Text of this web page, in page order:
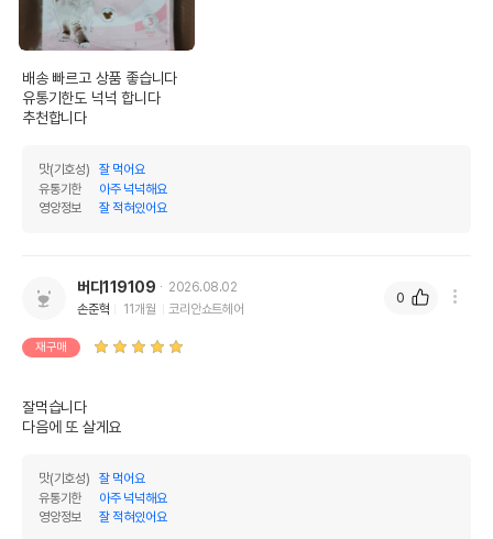
배송 빠르고 상품 좋습니다
유통기한도 넉넉 합니다
추천합니다
맛(기호성)
잘 먹어요
유통기한
아주 넉넉해요
영양정보
잘 적혀있어요
버디119109
2026.08.02
손준혁
11개월 코리안쇼트헤어
재구매
잘먹습니다
다음에 또 살게요
맛(기호성)
잘 먹어요
유통기한
아주 넉넉해요
영양정보
잘 적혀있어요
0